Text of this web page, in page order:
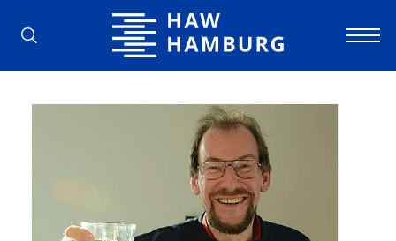
Hochschule für Angewandte